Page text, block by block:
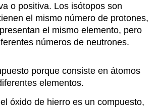
o positiva. Los isótopos son
el mismo número de protones,
el mismo elemento, pero
números de neutrones.
porque consiste en átomos
elementos.
óxido de hierro es un compuesto,